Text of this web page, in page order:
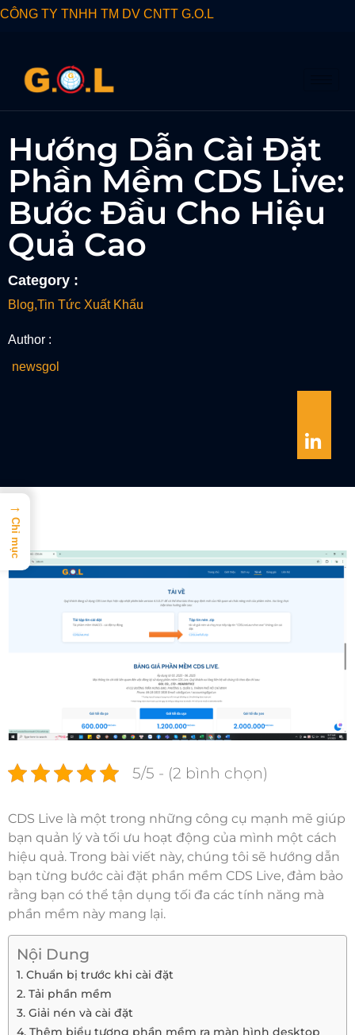
CÔNG TY TNHH TM DV CNTT G.O.L
Hướng Dẫn Cài Đặt
Phần Mềm CDS Live:
Bước Đầu Cho Hiệu
Quả Cao
Category :
Blog,Tin Tức Xuất Khẩu
Author :
newsgol
5/5 - (2 bình chọn)
CDS Live là một trong những công cụ mạnh mẽ giúp
bạn quản lý và tối ưu hoạt động của mình một cách
hiệu quả. Trong bài viết này, chúng tôi sẽ hướng dẫn
bạn từng bước cài đặt phần mềm CDS Live, đảm bảo
rằng bạn có thể tận dụng tối đa các tính năng mà
phần mềm này mang lại.
Nội Dung
1. Chuẩn bị trước khi cài đặt
2. Tải phần mềm
3. Giải nén và cài đặt
4. Thêm biểu tượng phần mềm ra màn hình desktop
→
Chỉ mục